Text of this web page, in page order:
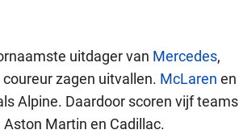
uitdager van Mercedes,
zagen uitvallen. McLaren en
Alpine. Daardoor scoren vijf teams
Aston Martin en Cadillac.